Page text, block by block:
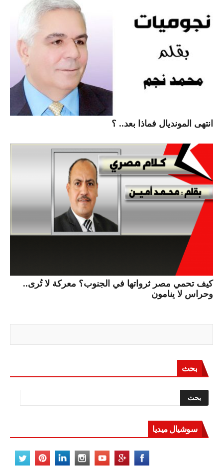
انتهى المونديال فماذا بعد.. ؟
كيف تحمي مصر ثرواتها في الجنوب؟ معركة لا تُرى..
وحراس لا ينامون
بحث
سوشيال ميديا